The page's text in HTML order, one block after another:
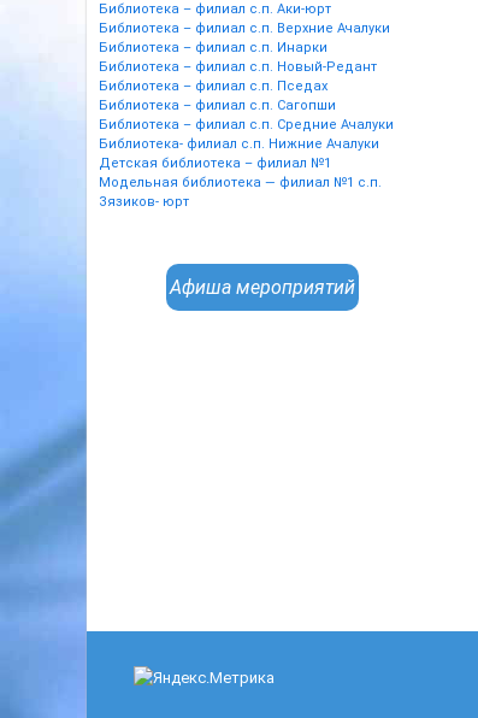
Библиотека – филиал с.п. Аки-юрт
Библиотека – филиал с.п. Верхние Ачалуки
Библиотека – филиал с.п. Инарки
Библиотека – филиал с.п. Новый-Редант
Библиотека – филиал с.п. Пседах
Библиотека – филиал с.п. Сагопши
Библиотека – филиал с.п. Средние Ачалуки
Библиотека- филиал с.п. Нижние Ачалуки
Детская библиотека – филиал №1
Модельная библиотека — филиал №1 с.п.
Зязиков- юрт
Афиша мероприятий